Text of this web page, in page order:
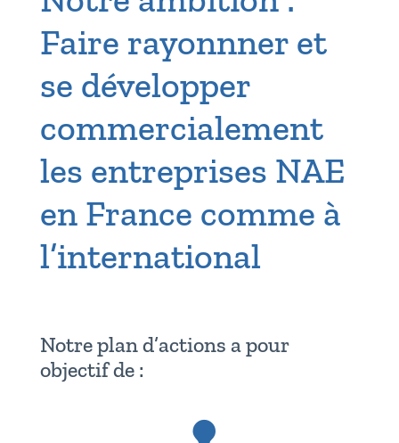
Faire rayonnner et
se développer
commercialement
les entreprises NAE
en France comme à
l’international
Notre plan d’actions a pour
objectif de :